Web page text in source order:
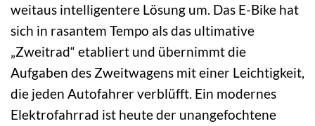
weitaus intelligentere Lösung um. Das E-Bike hat
sich in rasantem Tempo als das ultimative
„Zweitrad“ etabliert und übernimmt die
Aufgaben des Zweitwagens mit einer Leichtigkeit,
die jeden Autofahrer verblüfft. Ein modernes
Elektrofahrrad ist heute der unangefochtene